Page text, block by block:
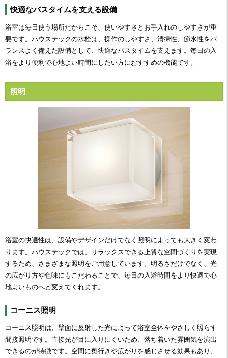
快適なバスタイムを支える設備
浴室は毎日使う場所だからこそ、使いやすさとお手入れのしやすさが重
要です。ハウステックの水栓は、操作のしやすさ、清掃性、節水性をバ
ランスよく備えた設備として、快適なバスタイムを支えます。毎日の入
浴をより便利で心地よい時間にしたい方におすすめの機能です。
照明
浴室の快適性は、設備やデザインだけでなく照明によっても大きく変わ
ります。ハウステックでは、リラックスできる上質な空間づくりを実現
するため、さまざまな照明をご用意しています。明るさだけでなく、光
の広がり方や色味にもこだわることで、毎日の入浴時間をより快適で心
地よいものへと変えてくれます。
コーニス照明
コーニス照明は、壁面に反射した光によって浴室全体をやさしく照らす
間接照明です。直接光が目に入りにくいため、落ち着いた雰囲気を演出
できるのが特徴です。空間に奥行きや広がりを感じさせる効果もあり、